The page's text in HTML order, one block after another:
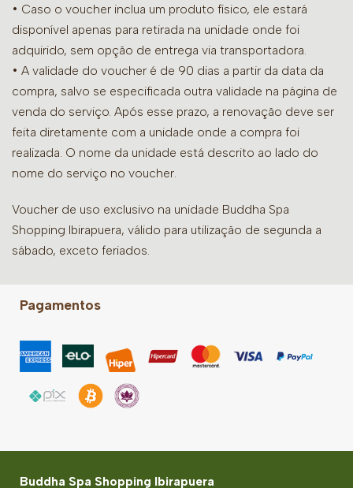
• Caso o voucher inclua um produto físico, ele estará
disponível apenas para retirada na unidade onde foi
adquirido, sem opção de entrega via transportadora.
• A validade do voucher é de 90 dias a partir da data da
compra, salvo se especificada outra validade na página de
venda do serviço. Após esse prazo, a renovação deve ser
feita diretamente com a unidade onde a compra foi
realizada. O nome da unidade está descrito ao lado do
nome do serviço no voucher.
Voucher de uso exclusivo na unidade Buddha Spa
Shopping Ibirapuera, válido para utilização de segunda a
sábado, exceto feriados.
Pagamentos
Buddha Spa Shopping Ibirapuera